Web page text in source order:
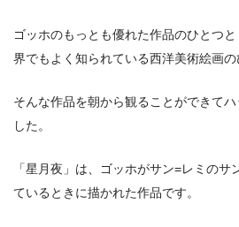
ゴッホのもっとも優れた作品のひとつ
界でもよく知られている西洋美術絵画の
そんな作品を朝から観ることができて
した。
「星月夜」は、ゴッホがサン=レミのサ
ているときに描かれた作品です。